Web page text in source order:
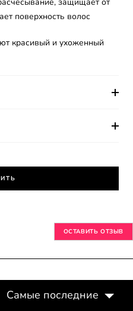
поверхность волос
красивый и ухоженный
ОСТАВИТЬ ОТЗЫВ
Самые последние